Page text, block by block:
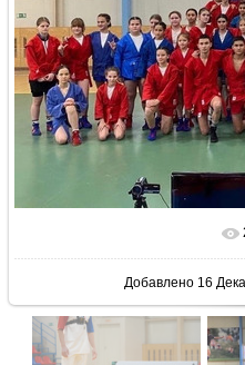
В
Добавлено 16